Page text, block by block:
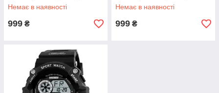
Немає в наявності
999 ₴
Немає в наявності
999 ₴